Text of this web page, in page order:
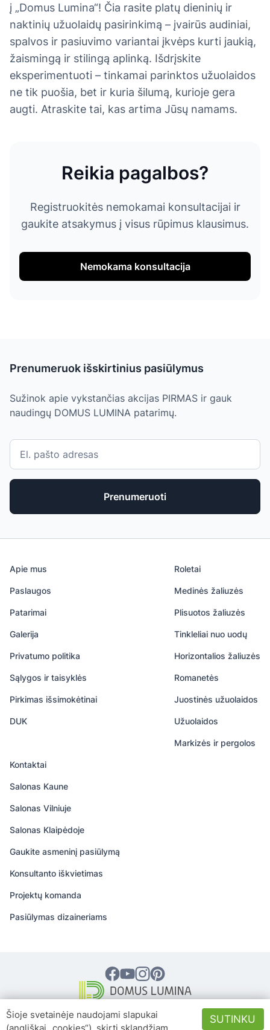
į „Domus Lumina“! Čia rasite platų dieninių ir
naktinių užuolaidų pasirinkimą – įvairūs audiniai,
spalvos ir pasiuvimo variantai įkvėps kurti jaukią,
žaismingą ir stilingą aplinką. Išdrįskite
eksperimentuoti – tinkamai parinktos užuolaidos
ne tik puošia, bet ir kuria šilumą, kurioje gera
augti. Atraskite tai, kas artima Jūsų namams.
Reikia pagalbos?
Registruokitės nemokamai konsultacijai ir
gaukite atsakymus į visus rūpimus klausimus.
Nemokama konsultacija
Prenumeruok išskirtinius pasiūlymus
Sužinok apie vykstančias akcijas PIRMAS ir gauk
naudingų DOMUS LUMINA patarimų.
Prenumeruoti
Apie mus
Paslaugos
Patarimai
Galerija
Privatumo politika
Sąlygos ir taisyklės
Pirkimas išsimokėtinai
DUK
Roletai
Medinės žaliuzės
Plisuotos žaliuzės
Tinkleliai nuo uodų
Horizontalios žaliuzės
Romanetės
Juostinės užuolaidos
Užuolaidos
Markizės ir pergolos
Kontaktai
Salonas Kaune
Salonas Vilniuje
Salonas Klaipėdoje
Gaukite asmeninį pasiūlymą
Konsultanto iškvietimas
Projektų komanda
Pasiūlymas dizaineriams
© 2026 DOMUS LUMINA – Visos teisės
saugomos
Šioje svetainėje naudojami slapukai
SUTINKU